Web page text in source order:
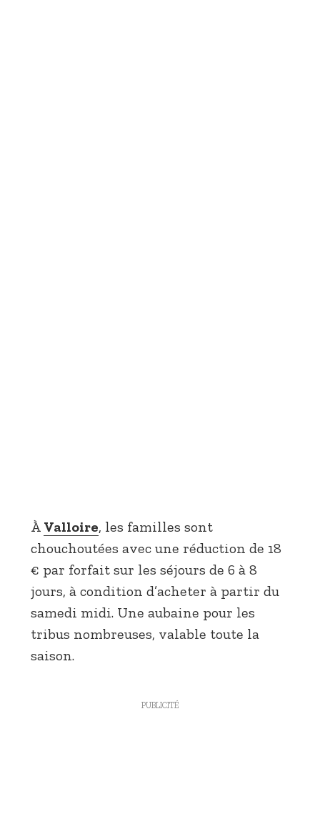
À Valloire, les familles sont
chouchoutées avec une réduction de 18
€ par forfait sur les séjours de 6 à 8
jours, à condition d’acheter à partir du
samedi midi. Une aubaine pour les
tribus nombreuses, valable toute la
saison.
PUBLICITÉ